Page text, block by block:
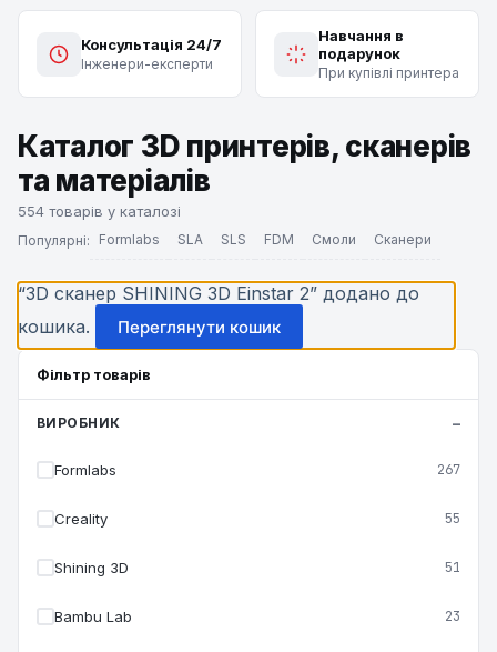
Консультація 24/7
Інженери-експерти
Навчання в
подарунок
При купівлі принтера
Каталог 3D принтерів, сканерів
та матеріалів
554 товарів у каталозі
Популярні: Formlabs SLA SLS FDM Смоли Сканери
“3D сканер SHINING 3D Einstar 2” додано до
кошика.
Переглянути кошик
Фільтр товарів
ВИРОБНИК
Formlabs 267
Creality 55
Shining 3D 51
Bambu Lab 23